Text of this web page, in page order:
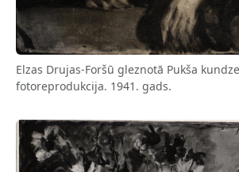
Elzas Drujas-Foršū gleznotā Pukša
fotoreprodukcija. 1941. gads.